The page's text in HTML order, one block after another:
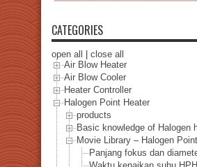
CATEGORIES
open all
close all
Air Blow Heater
Air Blow Cooler
Heater Controller
Halogen Point Heater
products
Basic knowledge of Halogen
Movie Library – Halogen
Panjang fokus dan